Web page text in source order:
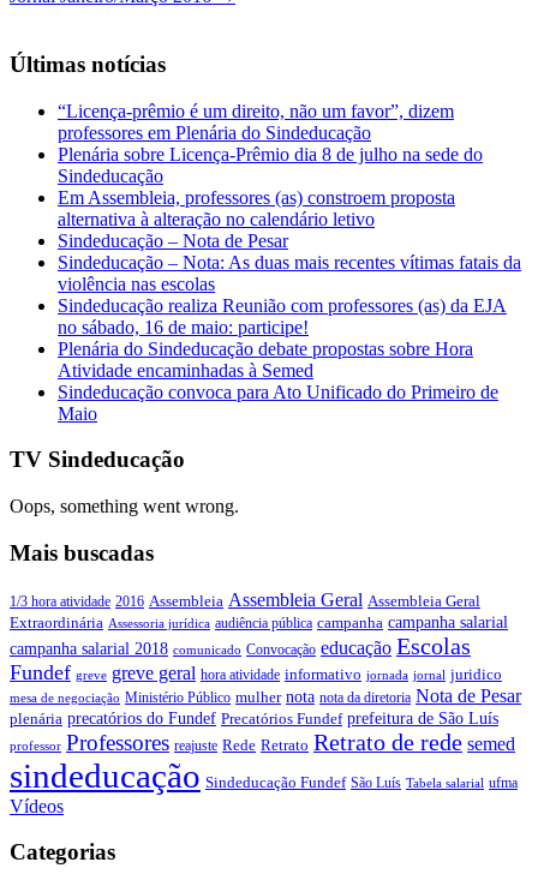
Últimas notícias
“Licença-prêmio é um direito, não um favor”, dizem
professores em Plenária do Sindeducação
Plenária sobre Licença-Prêmio dia 8 de julho na sede do
Sindeducação
Em Assembleia, professores (as) constroem proposta
alternativa à alteração no calendário letivo
Sindeducação – Nota de Pesar
Sindeducação – Nota: As duas mais recentes vítimas fatais da
violência nas escolas
Sindeducação realiza Reunião com professores (as) da EJA
no sábado, 16 de maio: participe!
Plenária do Sindeducação debate propostas sobre Hora
Atividade encaminhadas à Semed
Sindeducação convoca para Ato Unificado do Primeiro de
Maio
TV Sindeducação
Oops, something went wrong.
Mais buscadas
1/3 hora atividade 2016 Assembleia Assembleia Geral Assembleia Geral
Extraordinária Assessoria jurídica audiência pública campanha campanha salarial
campanha salarial 2018 comunicado Convocação educação Escolas
Fundef greve greve geral hora atividade informativo jornada jornal juridico
mesa de negociação Ministério Público mulher nota nota da diretoria Nota de Pesar
plenária precatórios do Fundef Precatórios Fundef prefeitura de São Luís
professor Professores reajuste Rede Retrato Retrato de rede semed
sindeducação Sindeducação Fundef São Luís Tabela salarial ufma
Vídeos
Categorias